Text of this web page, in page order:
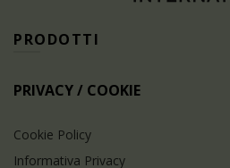
PRODOTTI
PRIVACY / COOKIE
Cookie Policy
Informativa Privacy